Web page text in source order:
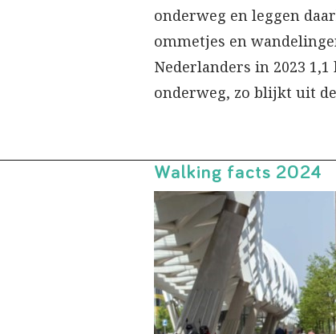
onderweg en leggen
ommetjes en
Nederlanders in 2023
onderweg, zo blijkt uit
Walking facts 2024